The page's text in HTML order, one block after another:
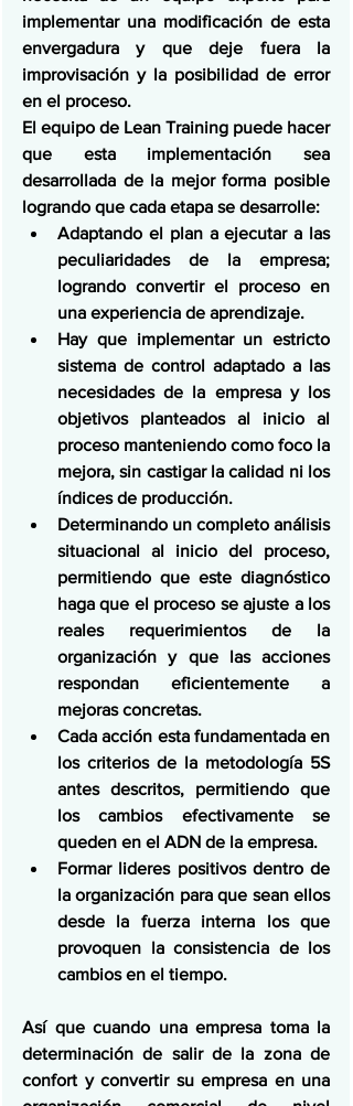
implementar una modificación de esta
envergadura y que deje fuera la
improvisación y la posibilidad de error
en el proceso.
El equipo de Lean Training puede hacer
que esta implementación sea
desarrollada de la mejor forma posible
logrando que cada etapa se desarrolle:
Adaptando el plan a ejecutar a las
peculiaridades de la empresa;
logrando convertir el proceso en
una experiencia de aprendizaje.
Hay que implementar un estricto
sistema de control adaptado a las
necesidades de la empresa y los
objetivos planteados al inicio al
proceso manteniendo como foco la
mejora, sin castigar la calidad ni los
índices de producción.
Determinando un completo análisis
situacional al inicio del proceso,
permitiendo que este diagnóstico
haga que el proceso se ajuste a los
reales requerimientos de la
organización y que las acciones
respondan eficientemente a
mejoras concretas.
Cada acción esta fundamentada en
los criterios de la metodología 5S
antes descritos, permitiendo que
los cambios efectivamente se
queden en el ADN de la empresa.
Formar lideres positivos dentro de
la organización para que sean ellos
desde la fuerza interna los que
provoquen la consistencia de los
cambios en el tiempo.
Así que cuando una empresa toma la
determinación de salir de la zona de
confort y convertir su empresa en una